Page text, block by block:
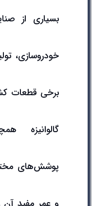
بسیاری از
خودروسازی،
برخی قطعات
گالوانیزه
پوشش‌های